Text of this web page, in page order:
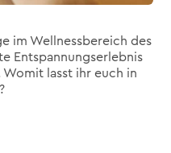
im Wellnessbereich des
Entspannungserlebnis
lasst ihr euch in